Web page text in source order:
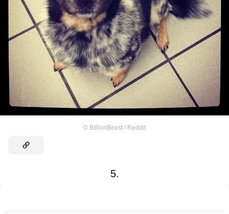
© BillionBeast / Reddit
5.